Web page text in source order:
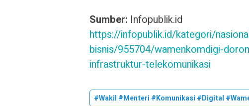
Sumber: Infopublik.id
https://infopublik.id/kategori/
bisnis/955704/wamenkomdigi-
infrastruktur-telekomunikasi
#Wakil #Menteri #Komunikasi #Digital